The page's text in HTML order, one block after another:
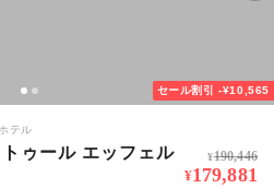
セール割引 -¥10,565
テル
ゥール エッフェル ¥190,446
¥179,881